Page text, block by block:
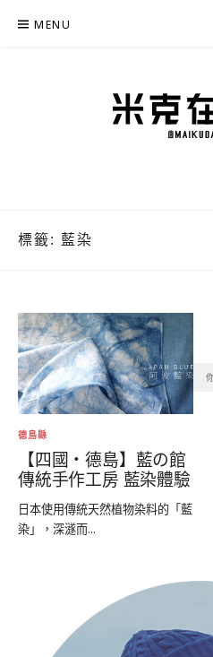
MENU
標籤: 藍染
德島縣
【四國‧德島】藍の館
傳統手作工房 藍染體驗
日本使用傳統天然植物染料的「藍
染」，深澻而...